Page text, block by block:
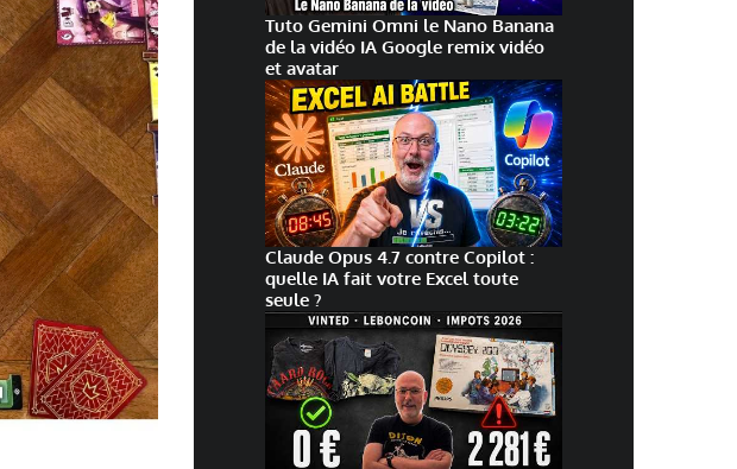
Tuto Gemini Omni le Nano Banana
de la vidéo IA Google remix vidéo
et avatar
Claude Opus 4.7 contre Copilot :
quelle IA fait votre Excel toute
seule ?